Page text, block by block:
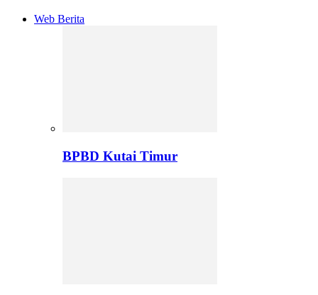
Web Berita
BPBD Kutai Timur